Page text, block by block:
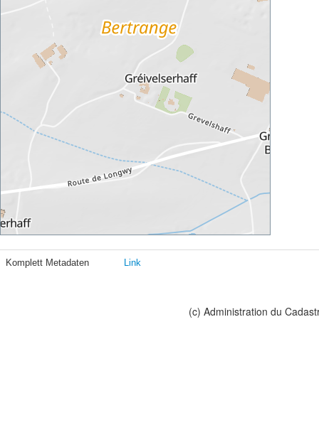
Komplett Metadaten Link
(c) Administration du